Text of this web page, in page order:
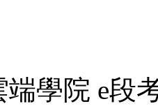
端學院 e段